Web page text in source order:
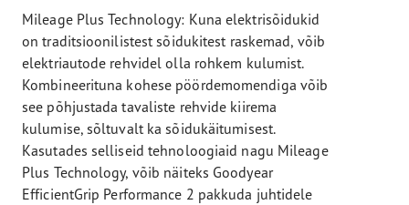
Mileage Plus Technology: Kuna elektrisõidukid
on traditsioonilistest sõidukitest raskemad, võib
elektriautode rehvidel olla rohkem kulumist.
Kombineerituna kohese pöördemomendiga võib
see põhjustada tavaliste rehvide kiirema
kulumise, sõltuvalt ka sõidukäitumisest.
Kasutades selliseid tehnoloogiaid nagu Mileage
Plus Technology, võib näiteks Goodyear
EfficientGrip Performance 2 pakkuda juhtidele